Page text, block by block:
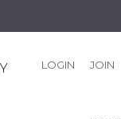
LOGIN JOIN